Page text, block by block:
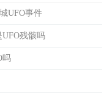
UFO事件
残骸吗
吗